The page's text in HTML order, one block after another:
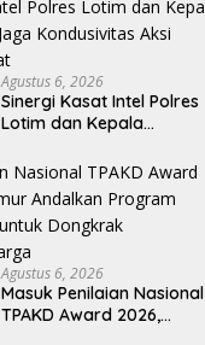
Agustus 6, 2026
Sinergi Kasat Intel Polres
Lotim dan Kepala
Kondusivitas Aksi Damai
Masyarakat
Agustus 6, 2026
Masuk Penilaian Nasional
TPAKD Award 2026,